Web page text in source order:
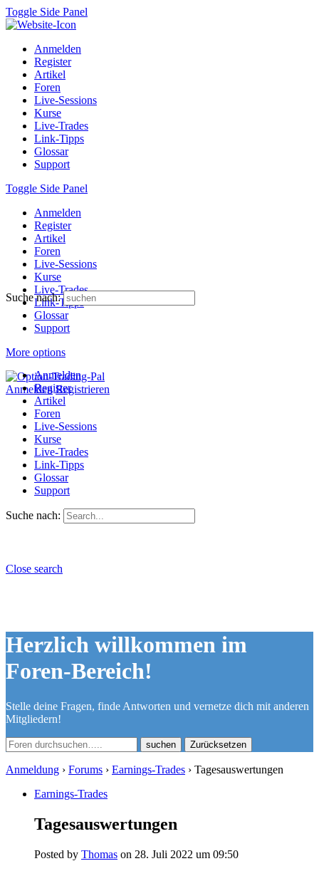
Toggle Side Panel
Anmelden
Register
Artikel
Foren
Live-Sessions
Kurse
Live-Trades
Link-Tipps
Glossar
Support
Toggle Side Panel
Anmelden
Register
Artikel
Foren
Live-Sessions
Kurse
Live-Trades
Link-Tipps
Glossar
Support
More options
Anmelden Registrieren
Suche nach:
Anmelden
Register
Artikel
Foren
Live-Sessions
Kurse
Live-Trades
Link-Tipps
Glossar
Support
Suche nach:
Close search
Herzlich willkommen im
Foren-Bereich!
Stelle deine Fragen, finde Antworten und vernetze dich mit anderen
Mitgliedern!
Zurücksetzen
Anmeldung › Forums › Earnings-Trades › Tagesauswertungen
Earnings-Trades
Tagesauswertungen
Posted by Thomas on 28. Juli 2022 um 09:50